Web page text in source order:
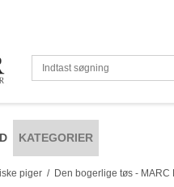
KATEGORIER
piger / Den bogerlige tøs - MARC